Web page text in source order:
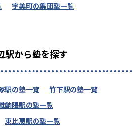
宇美町の集団塾一覧
駅から塾を探す
駅の塾一覧
竹下駅の塾一覧
餉隈駅の塾一覧
東比恵駅の塾一覧